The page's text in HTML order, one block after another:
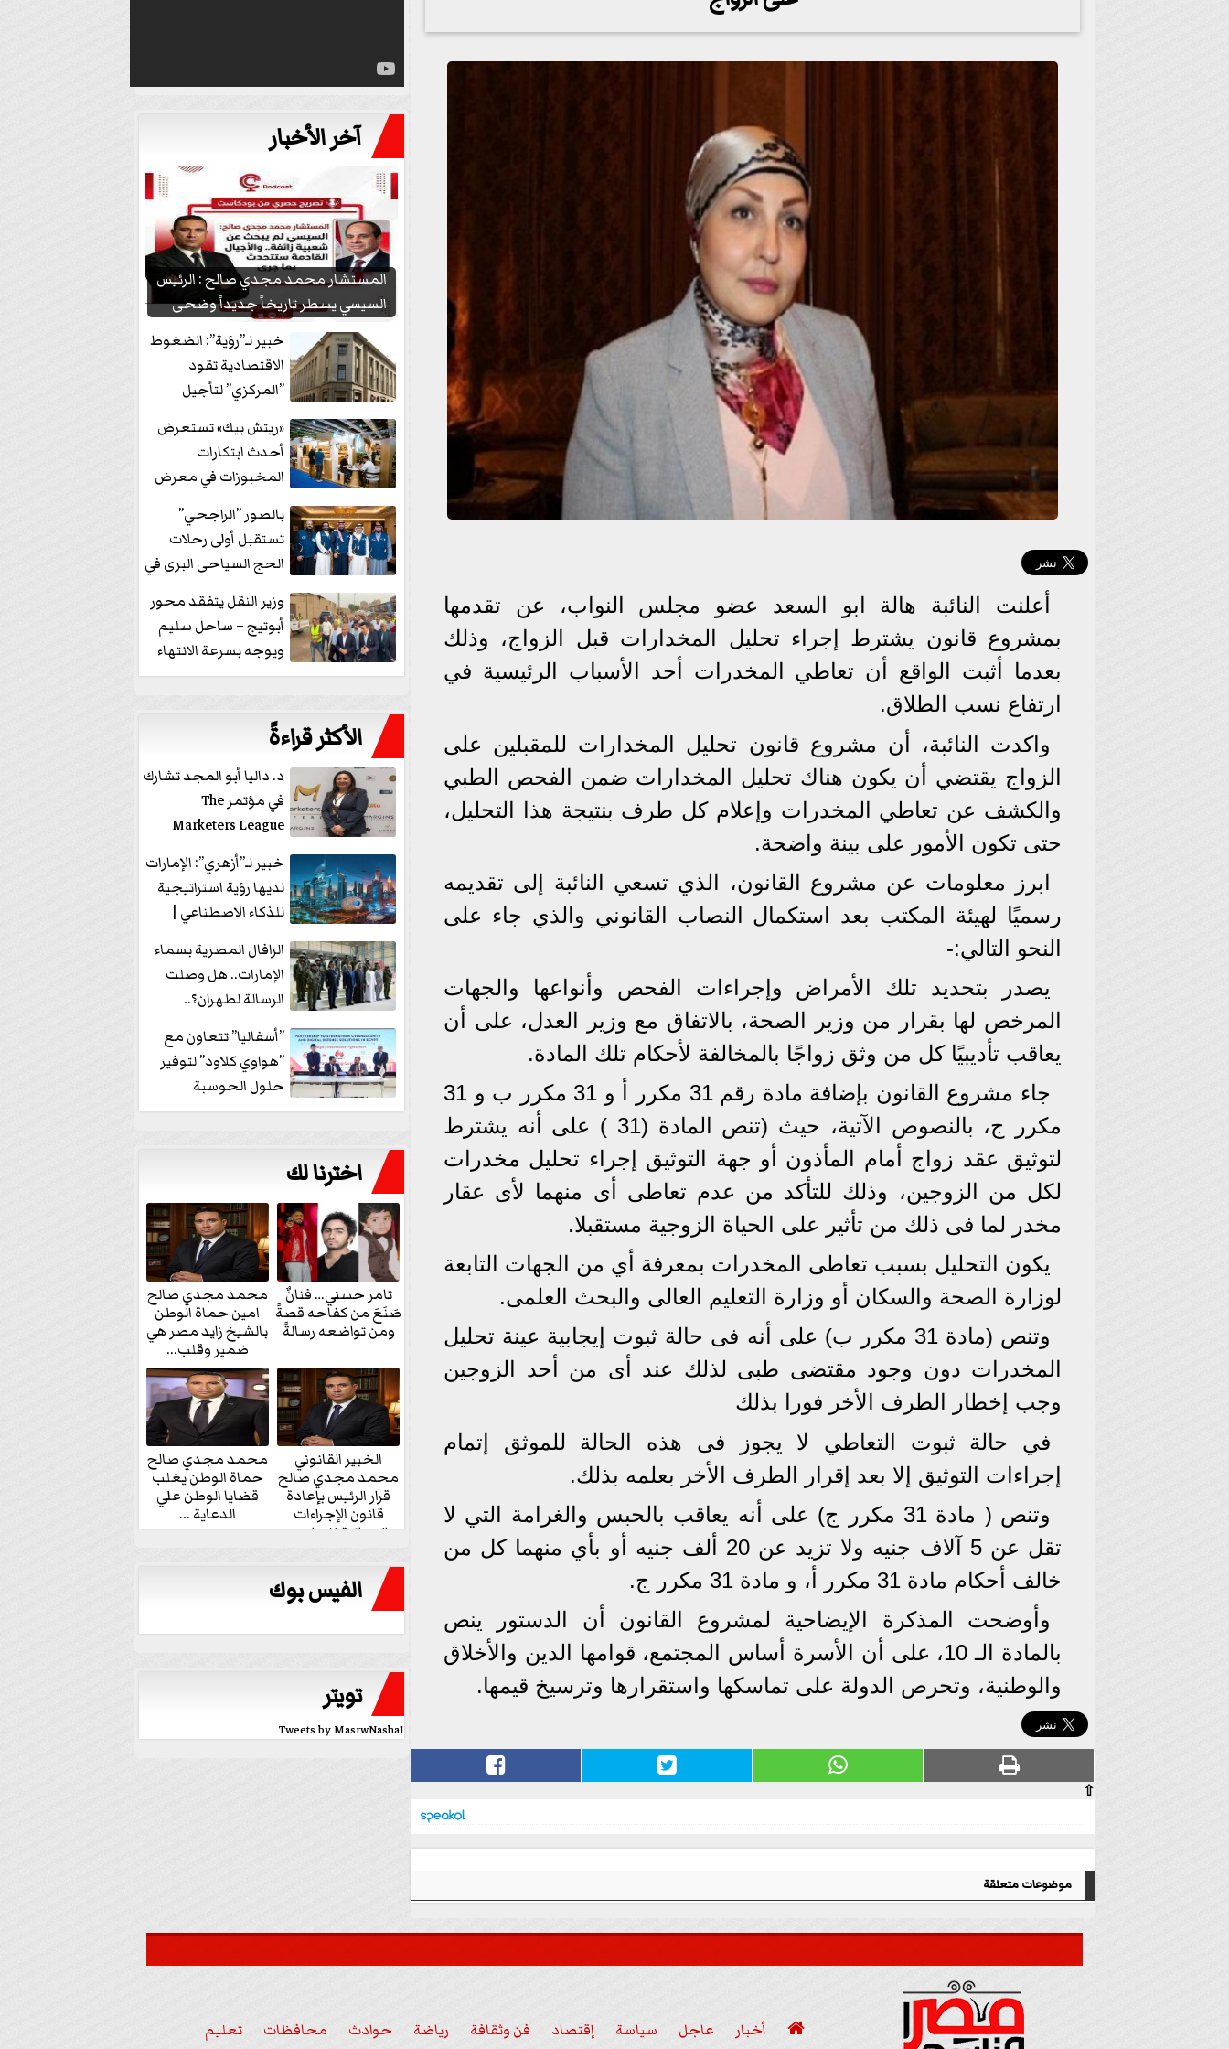
أعلنت النائبة هالة ابو السعد عضو مجلس النواب، عن تقدمها
بمشروع قانون يشترط إجراء تحليل المخدارات قبل الزواج، وذلك
بعدما أثبت الواقع أن تعاطي المخدرات أحد الأسباب الرئيسية في
ارتفاع نسب الطلاق.
واكدت النائبة، أن مشروع قانون تحليل المخدارات للمقبلين على
الزواج يقتضي أن يكون هناك تحليل المخدارات ضمن الفحص الطبي
والكشف عن تعاطي المخدرات وإعلام كل طرف بنتيجة هذا التحليل،
حتى تكون الأمور على بينة واضحة.
ابرز معلومات عن مشروع القانون، الذي تسعي النائبة إلى تقديمه
رسميًا لهيئة المكتب بعد استكمال النصاب القانوني والذي جاء على
النحو التالي:-
يصدر بتحديد تلك الأمراض وإجراءات الفحص وأنواعها والجهات
المرخص لها بقرار من وزير الصحة، بالاتفاق مع وزير العدل، على أن
يعاقب تأديبيًا كل من وثق زواجًا بالمخالفة لأحكام تلك المادة.
جاء مشروع القانون بإضافة مادة رقم 31 مكرر أ و 31 مكرر ب و 31
مكرر ج، بالنصوص الآتية، حيث (تنص المادة (31 ) على أنه يشترط
لتوثيق عقد زواج أمام المأذون أو جهة التوثيق إجراء تحليل مخدرات
لكل من الزوجين، وذلك للتأكد من عدم تعاطى أى منهما لأى عقار
مخدر لما فى ذلك من تأثير على الحياة الزوجية مستقبلا.
يكون التحليل بسبب تعاطى المخدرات بمعرفة أي من الجهات التابعة
لوزارة الصحة والسكان أو وزارة التعليم العالى والبحث العلمى.
وتنص (مادة 31 مكرر ب) على أنه فى حالة ثبوت إيجابية عينة تحليل
المخدرات دون وجود مقتضى طبى لذلك عند أى من أحد الزوجين
وجب إخطار الطرف الأخر فورا بذلك
في حالة ثبوت التعاطي لا يجوز فى هذه الحالة للموثق إتمام
إجراءات التوثيق إلا بعد إقرار الطرف الأخر بعلمه بذلك.
وتنص ( مادة 31 مكرر ج) على أنه يعاقب بالحبس والغرامة التي لا
تقل عن 5 آلاف جنيه ولا تزيد عن 20 ألف جنيه أو بأي منهما كل من
خالف أحكام مادة 31 مكرر أ، و مادة 31 مكرر ج.
وأوضحت المذكرة الإيضاحية لمشروع القانون أن الدستور ينص
بالمادة الـ 10، على أن الأسرة أساس المجتمع، قوامها الدين والأخلاق
والوطنية، وتحرص الدولة على تماسكها واستقرارها وترسيخ قيمها.
⇧
موضوعات متعلقة
آخر الأخبار
المستشار محمد مجدي صالح : الرئيس
السيسي يسطر تاريخاً جديداً وضحى
بشعبيته...
خبير لـ”رؤية”: الضغوط
الاقتصادية تقود
”المركزي” لتأجيل
«ريتش بيك» تستعرض
أحدث ابتكارات
المخبوزات في معرض
منتجات...
بالصور ”الراجحي”
تستقبل أولى رحلات
الحج السياحى البرى في
وزير النقل يتفقد محور
أبوتيج – ساحل سليم
ويوجه بسرعة الانتهاء
من...
الأكثر قراءةً
د. داليا أبو المجد تشارك
في مؤتمر The
Marketers League
وتدير جلسة...
خبير لـ”أزهري”: الإمارات
لديها رؤية استراتيجية
للذكاء الاصطناعي |
الرافال المصرية بسماء
الإمارات.. هل وصلت
الرسالة لطهران؟..
”ماعت جروب” تُجيب؟
|...
”أسفاليا” تتعاون مع
”هواوي كلاود” لتوفير
حلول الحوسبة
السحابية والأمن
اخترنا لك
تامر حسني… فنانٌ
صَنَعَ من كفاحه قصةً
ومن تواضعه رسالةً
محمد مجدي صالح
امين حماة الوطن
بالشيخ زايد مصر هي
ضمير وقلب...
الخبير القانوني
محمد مجدي صالح
قرار الرئيس بإعادة
قانون الإجراءات
الجنائية للنواب...
محمد مجدي صالح
حماة الوطن يغلب
قضايا الوطن علي
الدعاية ...
الفيس بوك
تويتر
Tweets by MasrwNasha1
 أخبار عاجل سياسة إقتصاد فن وثقافة رياضة حوادث محافظات تعليم